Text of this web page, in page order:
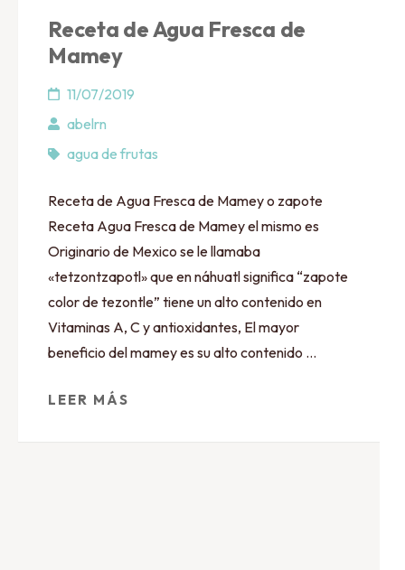
Receta de Agua Fresca de
Mamey
11/07/2019
abelrn
agua de frutas
Receta de Agua Fresca de Mamey o zapote
Receta Agua Fresca de Mamey el mismo es
Originario de Mexico se le llamaba
«tetzontzapotl» que en náhuatl significa “zapote
color de tezontle” tiene un alto contenido en
Vitaminas A, C y antioxidantes, El mayor
beneficio del mamey es su alto contenido …
LEER MÁS